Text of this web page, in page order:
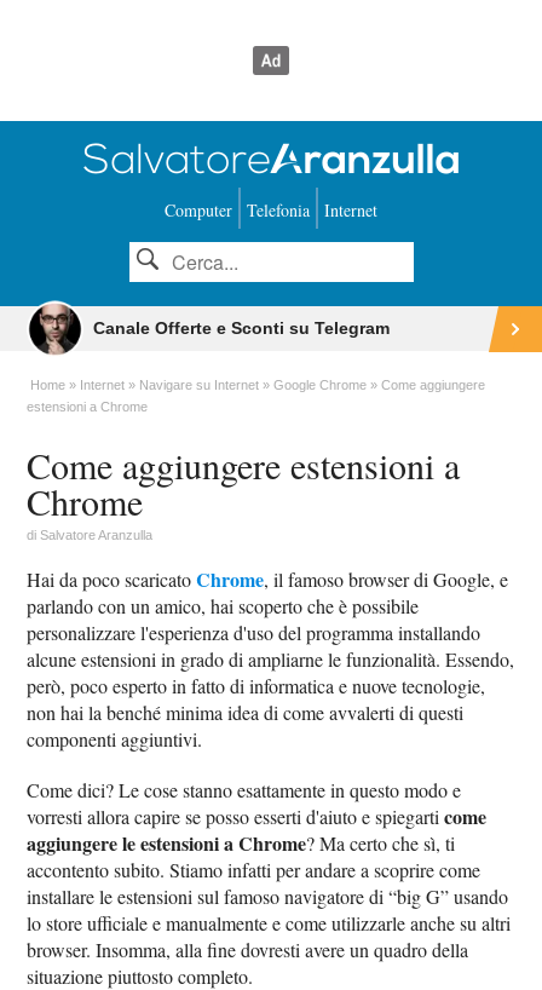
Computer Telefonia Internet
Canale Offerte e Sconti su Telegram
Home Internet Navigare su Internet Google Chrome
Come aggiungere
estensioni a Chrome
Come aggiungere estensioni a
Chrome
diSalvatore Aranzulla
Hai da poco scaricatoChrome, il famoso browser di Google, e
parlando con un amico, hai scoperto che è possibile
personalizzare l'esperienza d'uso del programma installando
alcune estensioni in grado di ampliarne le funzionalità. Essendo,
però, poco esperto in fatto di informatica e nuove tecnologie,
non hai la benché minima idea di come avvalerti di questi
componenti aggiuntivi.
Come dici? Le cose stanno esattamente in questo modo e
vorresti allora capire se posso esserti d'aiuto e spiegarticome
aggiungere le estensioni a Chrome? Ma certo che sì, ti
accontento subito. Stiamo infatti per andare a scoprire come
installare le estensioni sul famoso navigatore di “big G” usando
lo store ufficiale e manualmente e come utilizzarle anche su altri
browser. Insomma, alla fine dovresti avere un quadro della
situazione piuttosto completo.